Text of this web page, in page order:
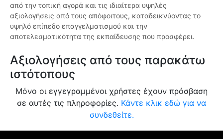
από την τοπική αγορά και τις ιδιαίτερα υψηλές
αξιολογήσεις από τους απόφοιτους, καταδεικνύοντας το
υψηλό επίπεδο επαγγελματισμού και την
αποτελεσματικότητα της εκπαίδευσης που προσφέρει.
Αξιολογήσεις από τους παρακάτω
ιστότοπους
Μόνο οι εγγεγραμμένοι χρήστες έχουν πρόσβαση
σε αυτές τις πληροφορίες. Κάντε κλικ εδώ για να
συνδεθείτε.